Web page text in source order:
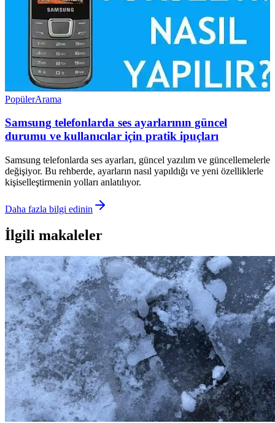
PopülerArama
Samsung telefonlarda ses ayarlarının güncel
durumu ve kullanıcılar için pratik ipuçları
Samsung telefonlarda ses ayarları, güncel yazılım ve güncellemelerle
değişiyor. Bu rehberde, ayarların nasıl yapıldığı ve yeni özelliklerle
kişiselleştirmenin yolları anlatılıyor.
Daha fazla bilgi edinin
İlgili makaleler